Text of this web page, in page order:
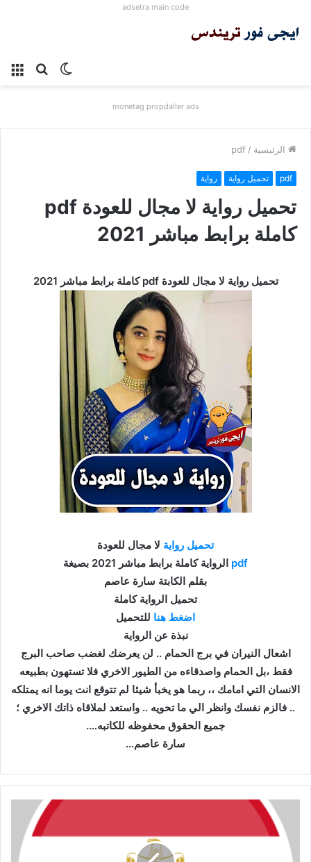
adsetra main code
بحث الوضع
monetag propdaller ads
الرئيسية /
pdf
pdf تحميل رواية رواية
تحميل رواية لا مجال للعودة pdf
كاملة برابط مباشر 2021
تحميل رواية لا مجال للعودة pdf كاملة برابط مباشر 2021
تحميل رواية لا مجال للعودة
pdf الرواية كاملة برابط مباشر 2021 بصيغة
بقلم الكابتة سارة عاصم
تحميل الرواية كاملة
اضغط هنا للتحميل
نبذة عن الرواية
اشعال النيران في برج الحمام .. لن يعرضك لغضب صاحب البرج
فقط ،بل الحمام واصدقاءه من الطيور اﻻخري فلا تستهون بطبيعه
اﻻنسان التي امامك ،، ربما هو يخبأ شيئا لم تتوقع انت يوما انه يمتلكه
.. فالزم نفسك وانظر الي ما تحويه .. واستعد لملاقاه ذاتك الاخري ؛
جميع الحقوق محفوظه للكاتبه….
سارة عاصم…